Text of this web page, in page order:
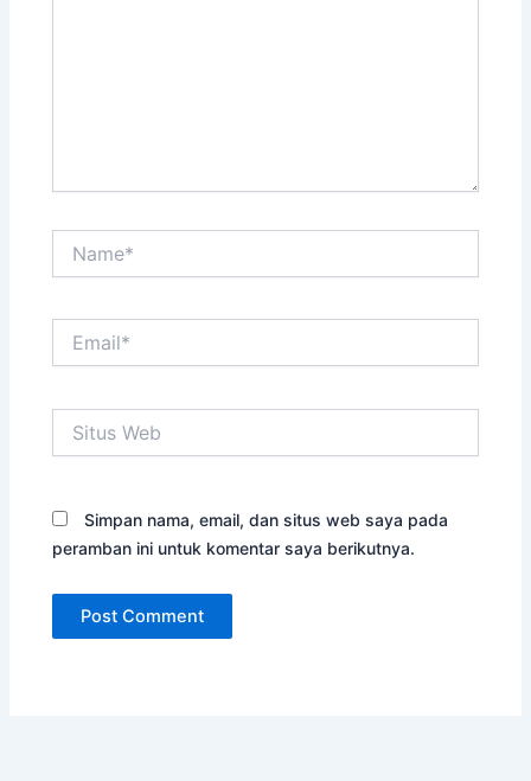
Web
Simpan nama, email, dan situs web saya pada
peramban ini untuk komentar saya berikutnya.